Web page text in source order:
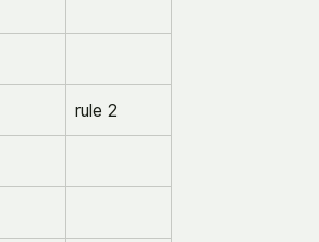
rule 2